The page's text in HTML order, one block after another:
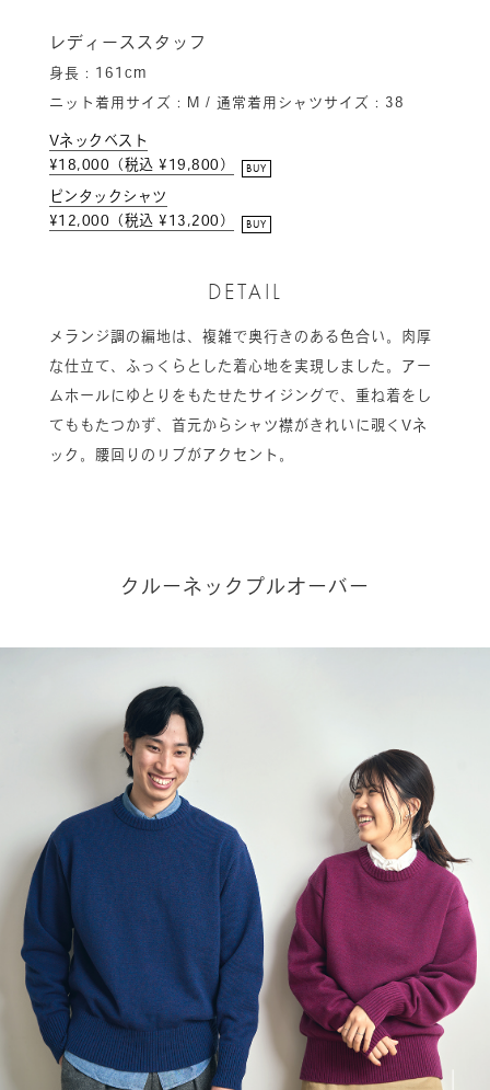
レディーススタッフ
身長：161cm
ニット着用サイズ：M / 通常着用シャツサイズ：38
Vネックベスト
¥18,000（税込 ¥19,800）
BUY
ピンタックシャツ
¥12,000（税込 ¥13,200）
BUY
DETAIL
メランジ調の編地は、複雑で奥行きのある色合い。肉厚
な仕立て、ふっくらとした着心地を実現しました。アー
ムホールにゆとりをもたせたサイジングで、重ね着をし
てももたつかず、首元からシャツ襟がきれいに覗くVネ
ック。腰回りのリブがアクセント。
クルーネックプルオーバー